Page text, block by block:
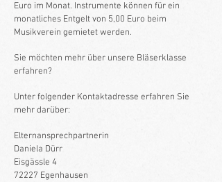
Euro im Monat. Instrumente können für ein
monatliches Entgelt von 5,00 Euro beim
Musikverein gemietet werden.
Sie möchten mehr über unsere Bläserklasse
erfahren?
Unter folgender Kontaktadresse erfahren Sie
mehr darüber:
Elternansprechpartnerin
Daniela Dürr
Eisgässle 4
72227 Egenhausen